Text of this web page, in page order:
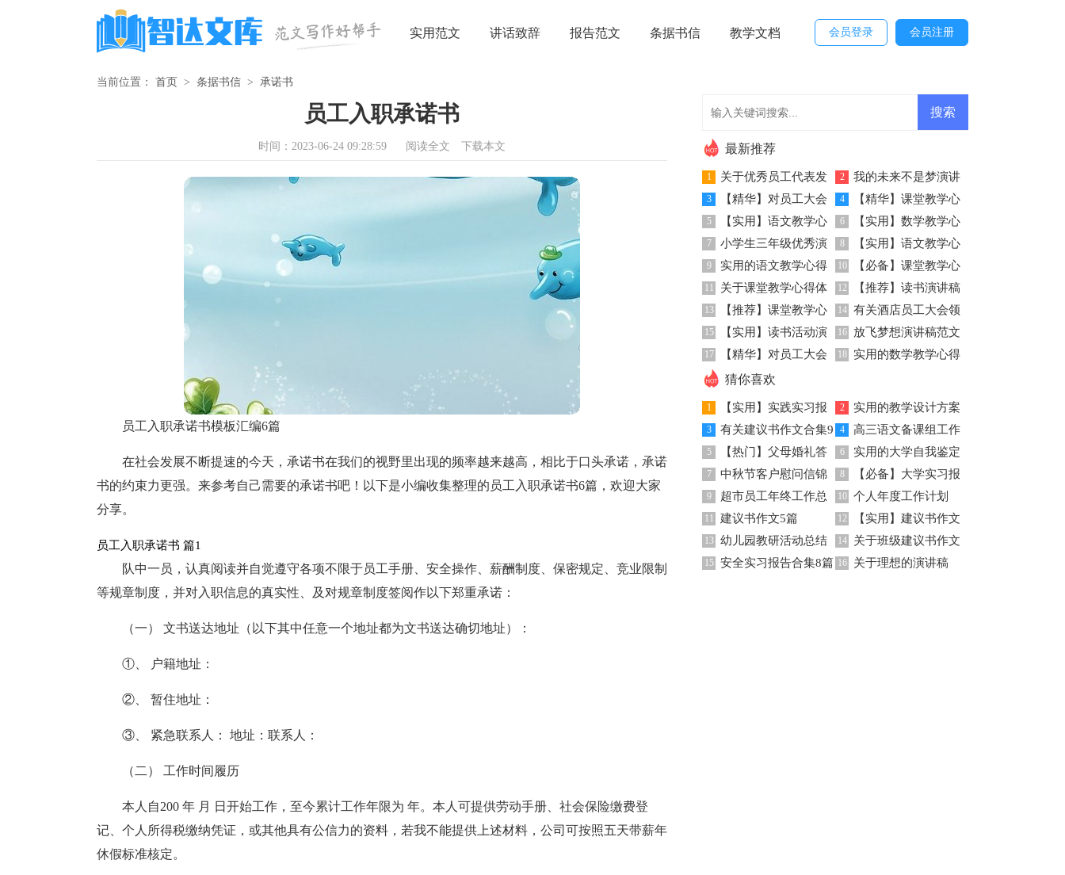
实用范文 讲话致辞 报告范文 条据书信 教学文档 会员登录 会员注册
当前位置： 首页 > 条据书信 > 承诺书
员工入职承诺书
时间：2023-06-24 09:28:59 阅读全文 下载本文
员工入职承诺书模板汇编6篇
在社会发展不断提速的今天，承诺书在我们的视野里出现的频率越来越高，相比于口头承诺，承诺
书的约束力更强。来参考自己需要的承诺书吧！以下是小编收集整理的员工入职承诺书6篇，欢迎大家
分享。
员工入职承诺书 篇1
队中一员，认真阅读并自觉遵守各项不限于员工手册、安全操作、薪酬制度、保密规定、竞业限制
等规章制度，并对入职信息的真实性、及对规章制度签阅作以下郑重承诺：
（一） 文书送达地址（以下其中任意一个地址都为文书送达确切地址）：
①、 户籍地址：
②、 暂住地址：
③、 紧急联系人： 地址：联系人：
（二） 工作时间履历
本人自200 年 月 日开始工作，至今累计工作年限为 年。本人可提供劳动手册、社会保险缴费登
记、个人所得税缴纳凭证，或其他具有公信力的资料，若我不能提供上述材料，公司可按照五天带薪年
休假标准核定。
最新推荐
1
关于优秀员工代表发
言发言稿三篇
2
我的未来不是梦演讲
稿
3
【精华】对员工大会
发言稿范文集合8篇
4
【精华】课堂教学心
得体会模板汇总9篇
5
【实用】语文教学心
得体会4篇
6
【实用】数学教学心
得体会范文汇总九篇
7
小学生三年级优秀演
讲稿
8
【实用】语文教学心
得体会锦集八篇
9
实用的语文教学心得
体会汇总五篇
10
【必备】课堂教学心
得体会范文集锦八篇
11
关于课堂教学心得体
会范文集锦五篇
12
【推荐】读书演讲稿
汇总7篇
13
【推荐】课堂教学心
得体会模板汇总六篇
14
有关酒店员工大会领
导发言稿四篇
15
【实用】读书活动演
讲稿4篇
16
放飞梦想演讲稿范文
（通用5篇）
17
【精华】对员工大会
发言稿模板集合九篇
18
实用的数学教学心得
猜你喜欢
1
【实用】实践实习报
告八篇
2
实用的教学设计方案
范文合集7篇
3
有关建议书作文合集9
篇
4
高三语文备课组工作
总结
5
【热门】父母婚礼答
谢词3篇
6
实用的大学自我鉴定
集锦八篇
7
中秋节客户慰问信锦
集9篇
8
【必备】大学实习报
告八篇
9
超市员工年终工作总
结
10 个人年度工作计划
11 建议书作文5篇 12
【实用】建议书作文
300字4篇
13 幼儿园教研活动总结 14
关于班级建议书作文
三篇
15 安全实习报告合集8篇 16 关于理想的演讲稿